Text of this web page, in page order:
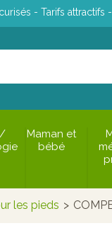
- Tarifs attractifs
/
Maman et
bébé
les pieds >